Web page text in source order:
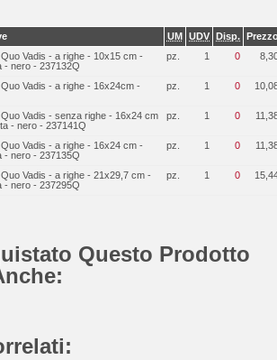
UM UDV Disp.
Vadis - a righe - 10x15 cm -
- nero - 237132Q
pz. 1 0
Vadis - a righe - 16x24cm -
pz. 1 0
Vadis - senza righe - 16x24 cm
- nero - 237141Q
pz. 1 0
Vadis - a righe - 16x24 cm -
- nero - 237135Q
pz. 1 0
Vadis - a righe - 21x29,7 cm -
- nero - 237295Q
pz. 1 0
Questo Prodotto